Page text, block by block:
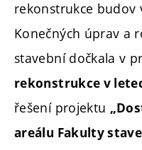
rekonstrukce budov
Konečných úprav a
stavební dočkala v
rekonstrukce v
řešení projektu
areálu Fakulty